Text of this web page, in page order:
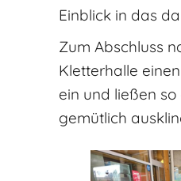
Einblick in das
Zum Abschluss
Kletterhalle
ein und ließen so
gemütlich